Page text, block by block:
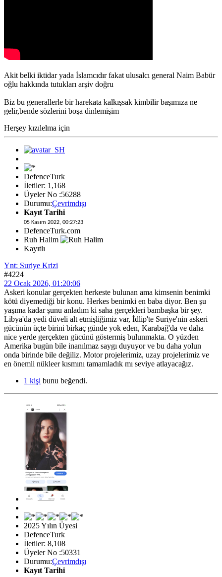
Akit belki iktidar yada İslamcıdır fakat ulusalcı general Naim Babür
oğlu hakkında tutukları arşiv doğru
Biz bu generallerle bir harekata kalkışsak kimbilir başımıza ne
gelir,bende sözlerini boşa dinlemişim
Herşey kızılelma için
DefenceTurk
İletiler: 1,168
Üyeler No :56288
Durumu:Çevrimdışı
Kayıt Tarihi
05 Kasım 2022, 00:27:23
DefenceTurk.com
Ruh Halim
Kayıtlı
Ynt: Suriye Krizi
#4224
22 Ocak 2026, 01:20:06
Askeri konular gerçekten herkeste bulunan ama kimsenin benimki
kötü diyemediği bir konu. Herkes benimki en baba diyor. Ben şu
yaşıma kadar şunu anladım ki saha gerçekleri bambaşka bir şey.
Libya'da yedi düveli alt etmişliğimiz var, İdlip'te Suriye'nin askeri
gücünün üçte birini birkaç günde yok eden, Karabağ'da ve daha
nice yerde gerçekten gücünü göstermiş bulunmakta. O yüzden
Amerika bugün bile inanılmaz saygı duyuyor ve bu daha yolun
onda birinde bile değiliz. Motor projelerimiz, uzay projelerimiz ve
en önemli nükleer kısmını tamamladık mı seviye atlayacağız.
1 kişi bunu beğendi.
2025 Yılın Üyesi
DefenceTurk
İletiler: 8,108
Üyeler No :50331
Durumu:Çevrimdışı
Kayıt Tarihi